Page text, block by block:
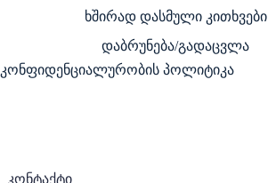
ხშირად დასმული კითხვები
დაბრუნება/გადაცვლა
კონფიდენციალურობის პოლიტიკა
კონტაქტი